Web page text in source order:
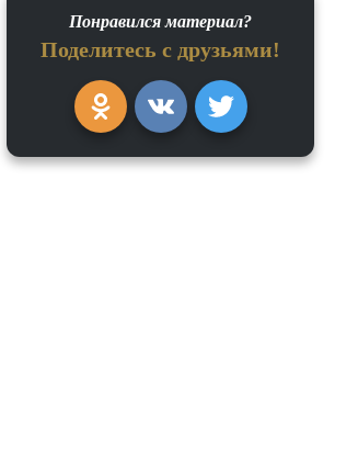
Понравился материал?
Поделитесь с друзьями!